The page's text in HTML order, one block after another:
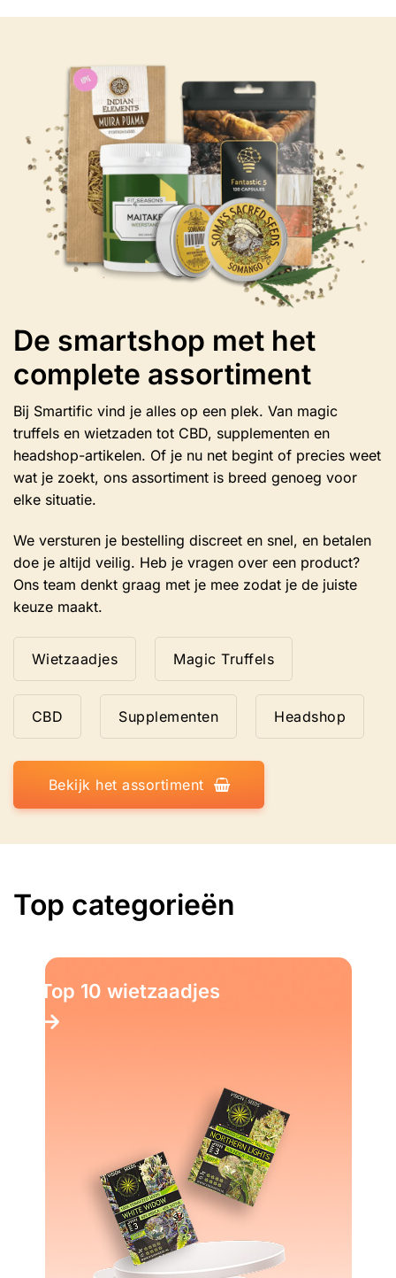
worden
op
de
productpagina
De smartshop met het
complete assortiment
Bij Smartific vind je alles op een plek. Van magic
truffels en wietzaden tot CBD, supplementen en
headshop-artikelen. Of je nu net begint of precies weet
wat je zoekt, ons assortiment is breed genoeg voor
elke situatie.
We versturen je bestelling discreet en snel, en betalen
doe je altijd veilig. Heb je vragen over een product?
Ons team denkt graag met je mee zodat je de juiste
keuze maakt.
Wietzaadjes Magic Truffels
CBD Supplementen Headshop
Bekijk het assortiment
Top categorieën
Top 10 wietzaadjes